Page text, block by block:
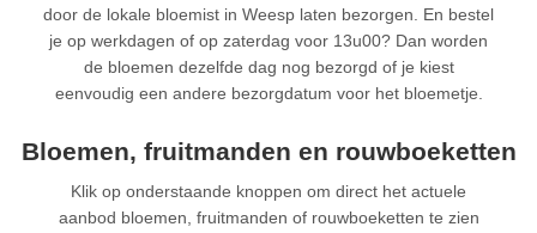
door de lokale bloemist in Weesp laten bezorgen. En bestel
je op werkdagen of op zaterdag voor 13u00? Dan worden
de bloemen dezelfde dag nog bezorgd of je kiest
eenvoudig een andere bezorgdatum voor het bloemetje.
Bloemen, fruitmanden en rouwboeketten
Klik op onderstaande knoppen om direct het actuele
aanbod bloemen, fruitmanden of rouwboeketten te zien